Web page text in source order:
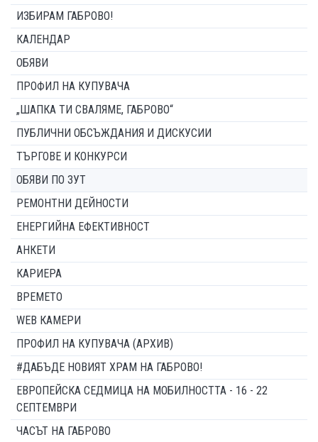
ИЗБИРАМ ГАБРОВО!
КАЛЕНДАР
ОБЯВИ
ПРОФИЛ НА КУПУВАЧА
„ШАПКА ТИ СВАЛЯМЕ, ГАБРОВО“
ПУБЛИЧНИ ОБСЪЖДАНИЯ И ДИСКУСИИ
ТЪРГОВЕ И КОНКУРСИ
ОБЯВИ ПО ЗУТ
РЕМОНТНИ ДЕЙНОСТИ
ЕНЕРГИЙНА ЕФЕКТИВНОСТ
АНКЕТИ
КАРИЕРА
ВРЕМЕТО
WEB КАМЕРИ
ПРОФИЛ НА КУПУВАЧА (АРХИВ)
#ДАБЪДЕ НОВИЯТ ХРАМ НА ГАБРОВО!
ЕВРОПЕЙСКА СЕДМИЦА НА МОБИЛНОСТТА - 16 - 22
СЕПТЕМВРИ
ЧАСЪТ НА ГАБРОВО